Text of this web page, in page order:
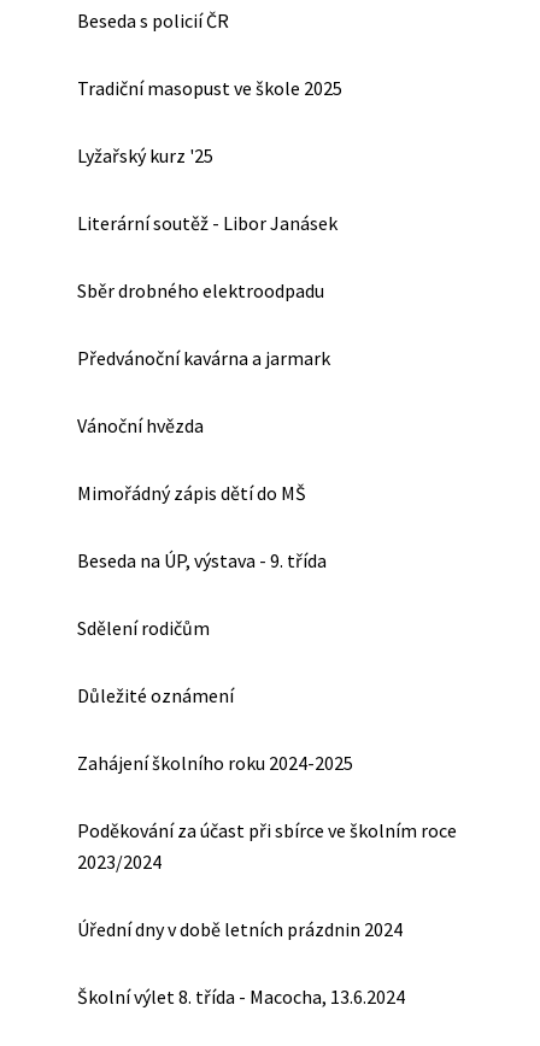
Beseda s policií ČR
Tradiční masopust ve škole 2025
Lyžařský kurz '25
Literární soutěž - Libor Janásek
Sběr drobného elektroodpadu
Předvánoční kavárna a jarmark
Vánoční hvězda
Mimořádný zápis dětí do MŠ
Beseda na ÚP, výstava - 9. třída
Sdělení rodičům
Důležité oznámení
Zahájení školního roku 2024-2025
Poděkování za účast při sbírce ve školním roce
2023/2024
Úřední dny v době letních prázdnin 2024
Školní výlet 8. třída - Macocha, 13.6.2024